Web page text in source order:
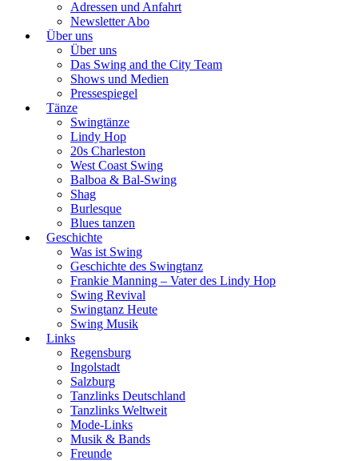
Adressen und Anfahrt
Newsletter Abo
Über uns
Über uns
Das Swing and the City Team
Shows und Medien
Pressespiegel
Tänze
Swingtänze
Lindy Hop
20s Charleston
West Coast Swing
Balboa & Bal-Swing
Shag
Burlesque
Blues tanzen
Geschichte
Was ist Swing
Geschichte des Swingtanz
Frankie Manning – Vater des Lindy Hop
Swing Revival
Swingtanz Heute
Swing Musik
Links
Regensburg
Ingolstadt
Salzburg
Tanzlinks Deutschland
Tanzlinks Weltweit
Mode-Links
Musik & Bands
Freunde